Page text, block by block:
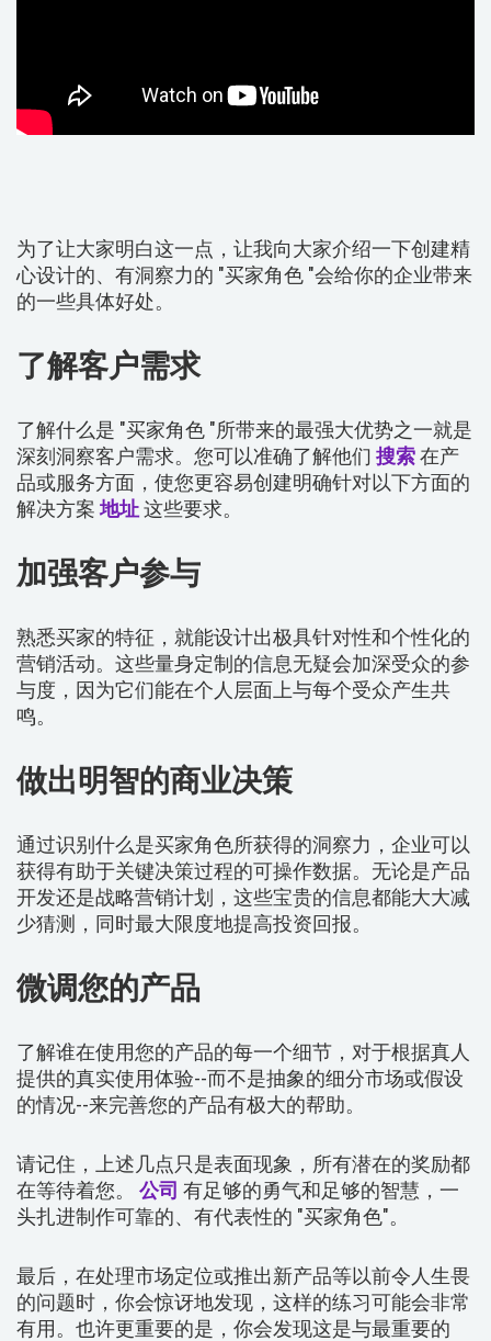
为了让大家明白这一点，让我向大家介绍一下创建精
心设计的、有洞察力的 "买家角色 "会给你的企业带来
的一些具体好处。
了解客户需求
了解什么是 "买家角色 "所带来的最强大优势之一就是
深刻洞察客户需求。您可以准确了解他们 搜索在产
品或服务方面，使您更容易创建明确针对以下方面的
解决方案地址这些要求。
加强客户参与
熟悉买家的特征，就能设计出极具针对性和个性化的
营销活动。这些量身定制的信息无疑会加深受众的参
与度，因为它们能在个人层面上与每个受众产生共
鸣。
做出明智的商业决策
通过识别什么是买家角色所获得的洞察力，企业可以
获得有助于关键决策过程的可操作数据。无论是产品
开发还是战略营销计划，这些宝贵的信息都能大大减
少猜测，同时最大限度地提高投资回报。
微调您的产品
了解谁在使用您的产品的每一个细节，对于根据真人
提供的真实使用体验--而不是抽象的细分市场或假设
的情况--来完善您的产品有极大的帮助。
请记住，上述几点只是表面现象，所有潜在的奖励都
在等待着您。 公司 有足够的勇气和足够的智慧，一
头扎进制作可靠的、有代表性的 "买家角色"。
最后，在处理市场定位或推出新产品等以前令人生畏
的问题时，你会惊讶地发现，这样的练习可能会非常
有用。也许更重要的是，你会发现这是与最重要的